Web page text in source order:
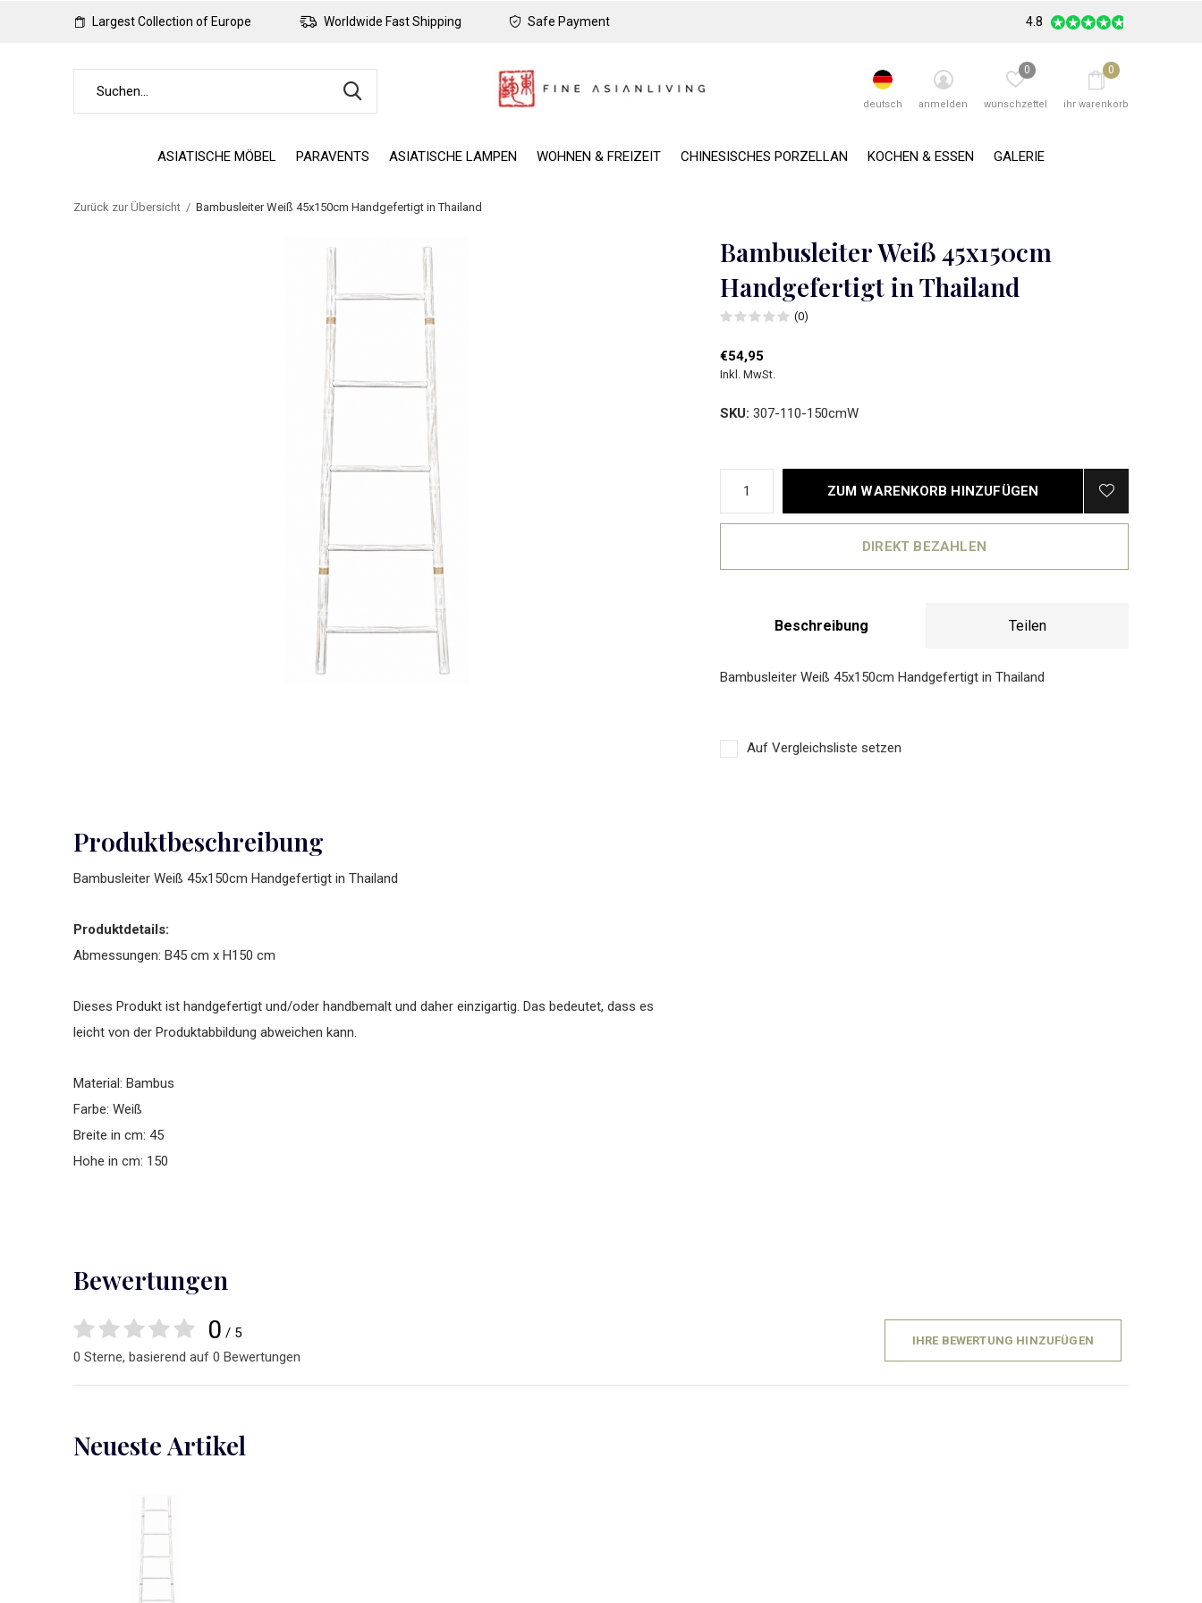
ASIATISCHE MÖBEL PARAVENTS ASIATISCHE LAMPEN WOHNEN & FREIZEIT CHINESISCHES PORZELLAN KOCHEN & ESSEN GALERIE
deutsch anmelden wunschzettel
0
ihr warenkorb
0
Largest Collection of Europe Worldwide Fast Shipping Safe Payment 4.8
Zurück zur Übersicht Bambusleiter Weiß 45x150cm Handgefertigt in Thailand
Bambusleiter Weiß 45x150cm
Handgefertigt in Thailand
(0)
€54,95
Inkl. MwSt.
SKU: 307-110-150cmW
ZUM WARENKORB HINZUFÜGEN
DIREKT BEZAHLEN
Beschreibung Teilen
Bambusleiter Weiß 45x150cm Handgefertigt in Thailand
Auf Vergleichsliste setzen
Produktbeschreibung
Bambusleiter Weiß 45x150cm Handgefertigt in Thailand
Produktdetails:
Abmessungen: B45 cm x H150 cm
Dieses Produkt ist handgefertigt und/oder handbemalt und daher einzigartig. Das bedeutet, dass es
leicht von der Produktabbildung abweichen kann.
Material: Bambus
Farbe: Weiß
Breite in cm: 45
Hohe in cm: 150
Bewertungen
0 / 5
0 Sterne, basierend auf 0 Bewertungen
IHRE BEWERTUNG HINZUFÜGEN
Neueste Artikel